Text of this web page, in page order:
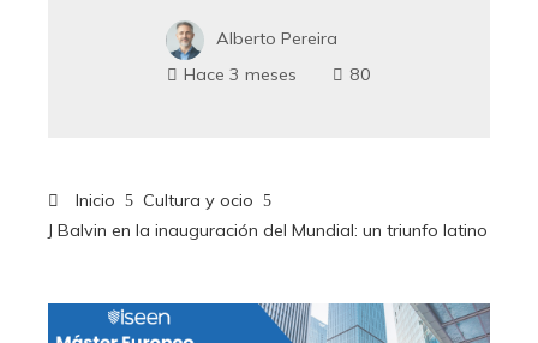
Alberto Pereira
Hace 3 meses
80
Inicio
Cultura y ocio
J Balvin en la inauguración del Mundial: un triunfo latino